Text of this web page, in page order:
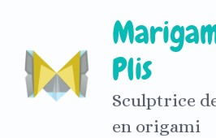
contenu
Plis
Sculptrice
en origami